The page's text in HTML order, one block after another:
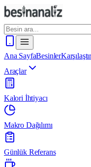
Ana SayfaBesinler
Araçlar
Kalori İhtiyacı
Makro Dağılımı
Günlük Referans